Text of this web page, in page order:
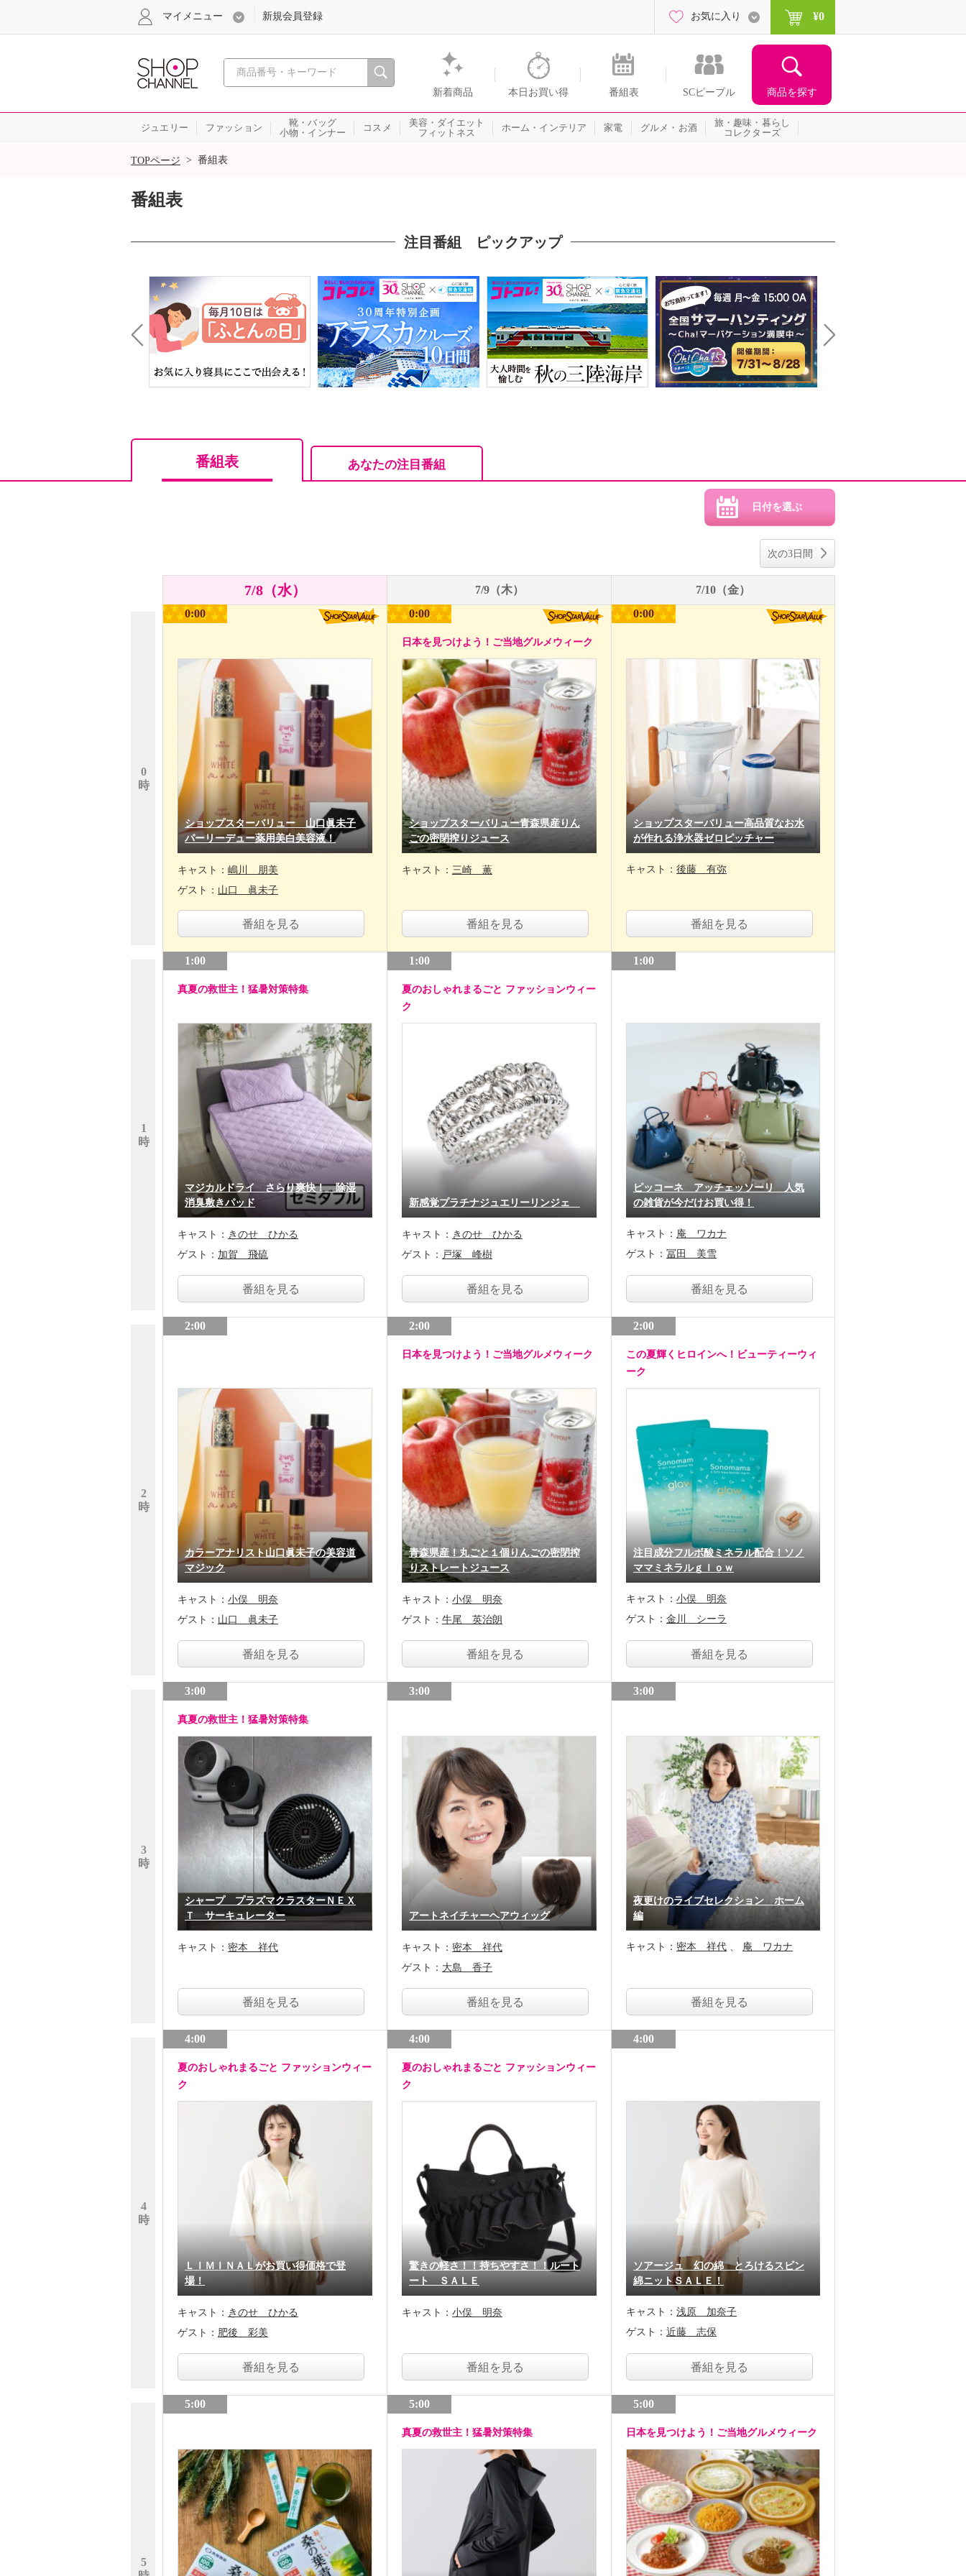
心おどる、瞬間を。通販・テレビショッピングのショップチャンネル
新着商品 本日お買い得 番組表 SCピープル 商品を探す
マイメニュー 新規会員登録 お気に入り ¥0
ジュエリー ファッション
靴・バッグ
小物・インナー
コスメ
美容・ダイエット
フィットネス
ホーム・インテリア 家電 グルメ・お酒
旅・趣味・暮らし
コレクターズ
SALE
TOPページ > 番組表
番組表
注目番組 ピックアップ
Next
番組表 あなたの注目番組
次の3日間
7/8（水） 7/9（木） 7/10（金）
0
時
1
時
2
時
3
時
4
時
5
0:00
ショップスターバリュー 山口眞未子
パーリーデュー薬用美白美容液！
キャスト： 嶋川 朋美
ゲスト： 山口 眞未子
番組を見る
1:00
真夏の救世主！猛暑対策特集
マジカルドライ さらり爽快！ 除湿
消臭敷きパッド
キャスト： きのせ ひかる
ゲスト： 加賀 飛硫
番組を見る
2:00
カラーアナリスト山口眞未子の美容道
マジック
キャスト： 小俣 明奈
ゲスト： 山口 眞未子
番組を見る
3:00
真夏の救世主！猛暑対策特集
シャープ プラズマクラスターＮＥＸ
Ｔ サーキュレーター
キャスト： 密本 祥代
番組を見る
4:00
夏のおしゃれまるごと ファッションウィー
ク
ＬＩＭＩＮＡＬがお買い得価格で登
場！
キャスト： きのせ ひかる
ゲスト： 肥後 彩美
番組を見る
5:00
0:00
日本を見つけよう！ご当地グルメウィーク
ショップスターバリュー青森県産りん
ごの密閉搾りジュース
キャスト： 三崎 薫
番組を見る
1:00
夏のおしゃれまるごと ファッションウィー
ク
新感覚プラチナジュエリーリンジェ
キャスト： きのせ ひかる
ゲスト： 戸塚 峰樹
番組を見る
2:00
日本を見つけよう！ご当地グルメウィーク
青森県産！丸ごと１個りんごの密閉搾
りストレートジュース
キャスト： 小俣 明奈
ゲスト： 牛尾 英治朗
番組を見る
3:00
アートネイチャーヘアウィッグ
キャスト： 密本 祥代
ゲスト： 大島 香子
番組を見る
4:00
夏のおしゃれまるごと ファッションウィー
ク
驚きの軽さ！！持ちやすさ！！ルート
ート ＳＡＬＥ
キャスト： 小俣 明奈
番組を見る
5:00
真夏の救世主！猛暑対策特集
0:00
ショップスターバリュー高品質なお水
が作れる浄水器ゼロピッチャー
キャスト： 後藤 有弥
番組を見る
1:00
ピッコーネ アッチェッソーリ 人気
の雑貨が今だけお買い得！
キャスト： 庵 ワカナ
ゲスト： 冨田 美雪
番組を見る
2:00
この夏輝くヒロインへ！ビューティーウィ
ーク
注目成分フルボ酸ミネラル配合！ソノ
ママミネラルｇｌｏｗ
キャスト： 小俣 明奈
ゲスト： 金川 シーラ
番組を見る
3:00
夜更けのライブセレクション ホーム
編
キャスト： 密本 祥代 庵 ワカナ
番組を見る
4:00
ソアージュ 幻の綿 とろけるスビン
綿ニットＳＡＬＥ！
キャスト： 浅原 加奈子
ゲスト： 近藤 志保
番組を見る
5:00
日本を見つけよう！ご当地グルメウィーク